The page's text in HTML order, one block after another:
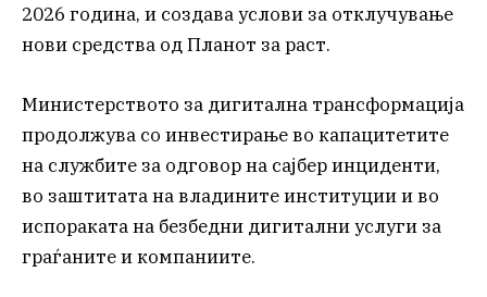
2026 година, и создава услови за отклучување
нови средства од Планот за раст.
Министерството за дигитална трансформација
продолжува со инвестирање во капацитетите
на службите за одговор на сајбер инциденти,
во заштитата на владините институции и во
испораката на безбедни дигитални услуги за
граѓаните и компаниите.